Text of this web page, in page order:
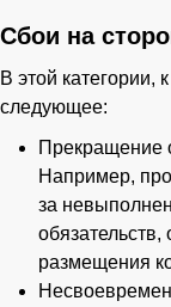
Сбои на
В этой категории,
следующее:
Прекращение
Например,
за
размещения